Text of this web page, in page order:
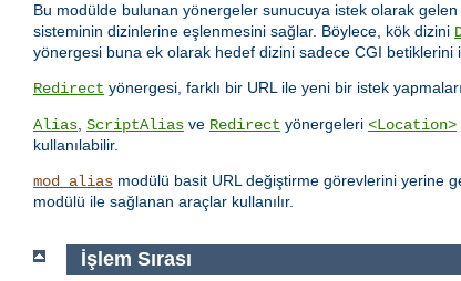
Bu modülde bulunan yönergeler sunucuya istek olarak
sisteminin dizinlerine eşlenmesini sağlar. Böylece, kök dizini
yönergesi buna ek olarak hedef dizini sadece CGI betiklerini
Redirect yönergesi, farklı bir URL ile yeni bir istek
Alias, ScriptAlias ve Redirect yönergeleri <Location>
kullanılabilir.
mod_alias modülü basit URL değiştirme görevlerini yerine
modülü ile sağlanan araçlar kullanılır.
İşlem Sırası